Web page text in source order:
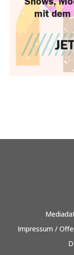
Impressum /